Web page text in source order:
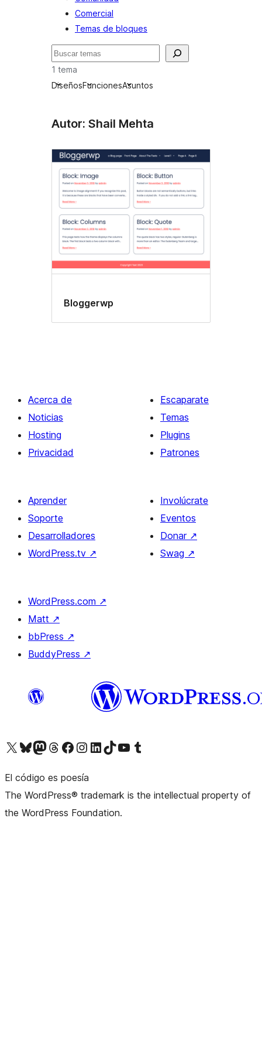
Comercial
Temas de bloques
Buscar
1 tema
DiseñosFuncionesAsuntos
Autor: Shail Mehta
Bloggerwp
Acerca de
Noticias
Hosting
Privacidad
Escaparate
Temas
Plugins
Patrones
Aprender
Soporte
Desarrolladores
WordPress.tv ↗
Involúcrate
Eventos
Donar ↗
Swag ↗
WordPress.com ↗
Matt ↗
bbPress ↗
BuddyPress ↗
Visita nuestra cuenta de X (anteriormente Twitter)
Visita nuestra cuenta de Bluesky
Visita nuestra cuenta de Mastodon
Visita nuestra cuenta de Threads
Visita nuestra página de Facebook
Visita nuestra cuenta de Instagram
Visita nuestra cuenta de LinkedIn
Visita nuestra cuenta de TikTok
Visita nuestro canal de YouTube
Visita nuestra cuenta de Tumblr
El código es poesía
The WordPress® trademark is the intellectual property of
the WordPress Foundation.